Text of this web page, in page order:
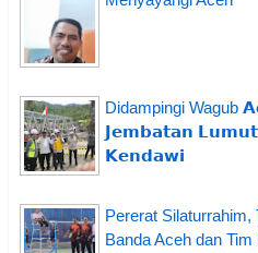
Didampingi Wagub
𝗝𝗲𝗺𝗯𝗮𝘁𝗮𝗻
𝗞𝗲𝗻𝗱𝗮𝘄𝗶
Pererat
Banda Aceh dan